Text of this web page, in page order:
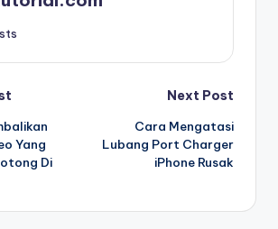
Yang
Di
Next Post
Cara Mengatasi
Lubang Port Charger
iPhone Rusak